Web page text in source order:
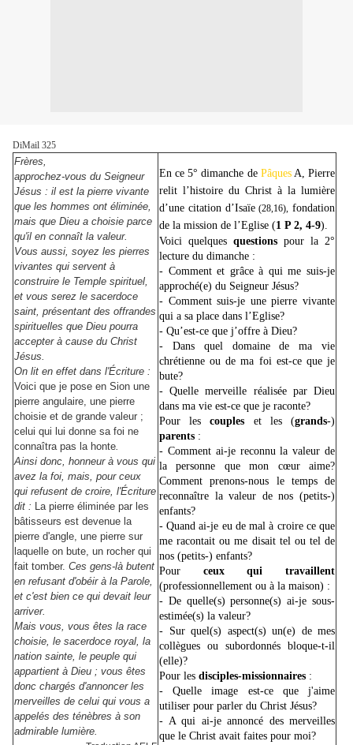
DiMail 325
Frères,
approchez-vous du Seigneur
Jésus : il est la pierre vivante
que les hommes ont éliminée,
mais que Dieu a choisie parce
qu'il en connaît la valeur.
Vous aussi, soyez les pierres
vivantes qui servent à
construire le Temple spirituel,
et vous serez le sacerdoce
saint, présentant des offrandes
spirituelles que Dieu pourra
accepter à cause du Christ
Jésus.
On lit en effet dans l'Écriture :
Voici que je pose en Sion une
pierre angulaire, une pierre
choisie et de grande valeur ;
celui qui lui donne sa foi ne
connaîtra pas la honte.
Ainsi donc, honneur à vous qui
avez la foi, mais, pour ceux
qui refusent de croire, l'Écriture
dit : La pierre éliminée par les
bâtisseurs est devenue la
pierre d'angle, une pierre sur
laquelle on bute, un rocher qui
fait tomber. Ces gens-là butent
en refusant d'obéir à la Parole,
et c'est bien ce qui devait leur
arriver.
Mais vous, vous êtes la race
choisie, le sacerdoce royal, la
nation sainte, le peuple qui
appartient à Dieu ; vous êtes
donc chargés d'annoncer les
merveilles de celui qui vous a
appelés des ténèbres à son
admirable lumière.
En ce 5° dimanche de Pâques A, Pierre
relit l’histoire du Christ à la lumière
d’une citation d’Isaïe(28,16), fondation
de la mission de l’Eglise (1 P 2, 4-9).
Voici quelques questions pour la 2°
lecture du dimanche :
- Comment et grâce à qui me suis-je
approché(e) du Seigneur Jésus?
- Comment suis-je une pierre vivante
qui a sa place dans l’Eglise?
- Qu’est-ce que j’offre à Dieu?
- Dans quel domaine de ma vie
chrétienne ou de ma foi est-ce que je
bute?
- Quelle merveille réalisée par Dieu
dans ma vie est-ce que je raconte?
Pour lescouples et les (grands-)
parents :
- Comment ai-je reconnu la valeur de
la personne que mon cœur aime?
Comment prenons-nous le temps de
reconnaître la valeur de nos (petits-)
enfants?
- Quand ai-je eu de mal à croire ce que
me racontait ou me disait tel ou tel de
nos (petits-) enfants?
Pour ceux qui travaillent
(professionnellement ou à la maison) :
- De quelle(s) personne(s) ai-je sous-
estimée(s) la valeur?
- Sur quel(s) aspect(s) un(e) de mes
collègues ou subordonnés bloque-t-il
(elle)?
Pour les disciples-missionnaires :
- Quelle image est-ce que j'aime
utiliser pour parler du Christ Jésus?
- A qui ai-je annoncé des merveilles
que le Christ avait faites pour moi?